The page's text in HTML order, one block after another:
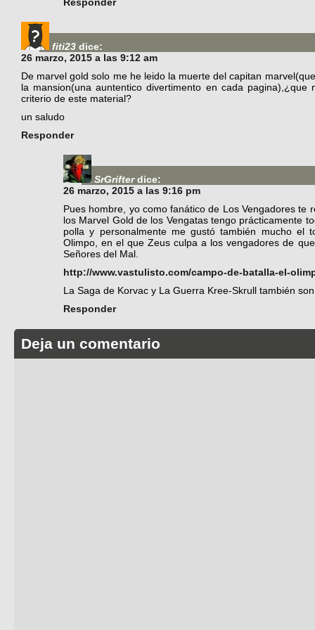
fiti23 dice:
26 marzo, 2015 a las 9:12 am
De marvel gold solo me he leido la muerte del capitan
la mansion(una auntentico divertimento en cada
criterio de este material?
un saludo
Responder
SrGrifter dice:
26 marzo, 2015 a las 9:16 pm
Pues hombre, yo como fanático de Los Vengadores te
los Marvel Gold de los Vengatas tengo prácticamente
polla y personalmente me gustó también mucho el
Olimpo, en el que Zeus culpa a los vengadores de
Señores del Mal.
http://www.vastulisto.com/campo-de-batalla-el-
La Saga de Korvac y La Guerra Kree-Skrull también
Responder
Deja un comentario